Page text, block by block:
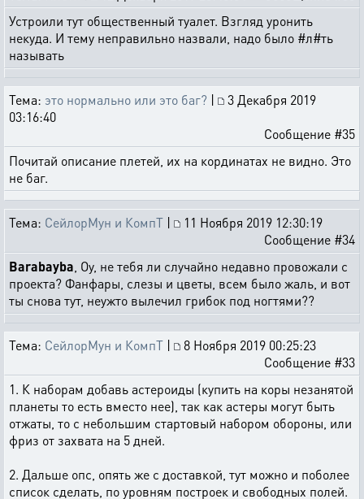
Устроили тут общественный туалет. Взгляд уронить
некуда. И тему неправильно назвали, надо было #л#ть
называть
Тема: это нормально или это баг? |
3 Декабря 2019
03:16:40
Сообщение #35
Почитай описание плетей, их на кординатах не видно. Это
не баг.
Тема: СейлорМун и КомпТ |
11 Ноября 2019 12:30:19
Сообщение #34
Barabayba , Оу, не тебя ли случайно недавно провожали с
проекта? Фанфары, слезы и цветы, всем было жаль, и вот
ты снова тут, неужто вылечил грибок под ногтями??
Тема: СейлорМун и КомпТ |
8 Ноября 2019 00:25:23
Сообщение #33
1. К наборам добавь астероиды (купить на коры незанятой
планеты то есть вместо нее), так как астеры могут быть
отжаты, то с небольшим стартовый набором обороны, или
фриз от захвата на 5 дней.
2. Дальше опс, опять же с доставкой, тут можно и поболее
список сделать, по уровням построек и свободных полей.